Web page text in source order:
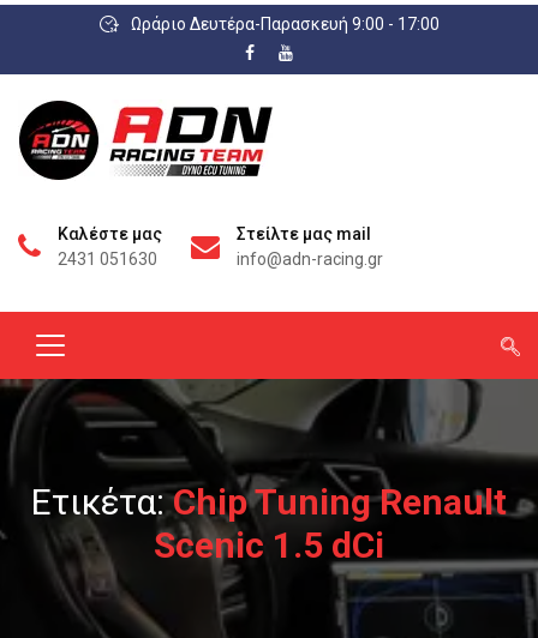
Ωράριο Δευτέρα-Παρασκευή 9:00 - 17:00
Καλέστε μας
2431 051630
Στείλτε μας mail
info@adn-racing.gr
Ετικέτα:Chip Tuning Renault
Scenic 1.5 dCi